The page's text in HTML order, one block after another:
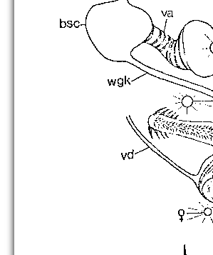
M. septentrionalis